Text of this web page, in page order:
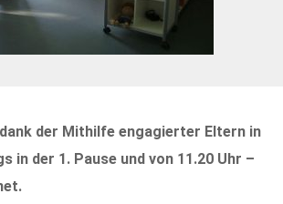
der Mithilfe engagierter Eltern in
in der 1. Pause und von 11.20 Uhr –